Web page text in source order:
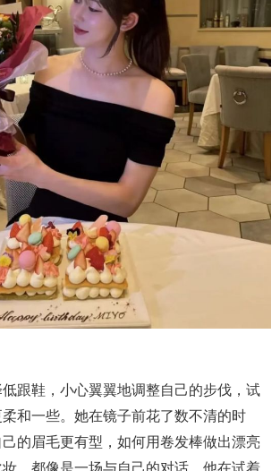
跟鞋，小心翼翼地调整自己的步伐，试
和一些。她在镜子前花了数不清的时
的眉毛更有型，如何用卷发棒做出漂亮
，都像是一场与自己的对话，他在试着